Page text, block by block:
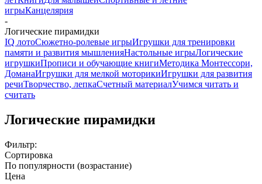
игрыКанцелярия
-
Логические пирамидки
IQ лотоСюжетно-ролевые игрыИгрушки для тренировки
памяти и развития мышленияНастольные игрыЛогические
игрушкиПрописи и обучающие книгиМетодика Монтессори,
ДоманаИгрушки для мелкой моторикиИгрушки для развития
речиТворчество, лепкаСчетный материалУчимся читать и
считать
Логические пирамидки
Фильтр:
Сортировка
По популярности (возрастание)
Цена